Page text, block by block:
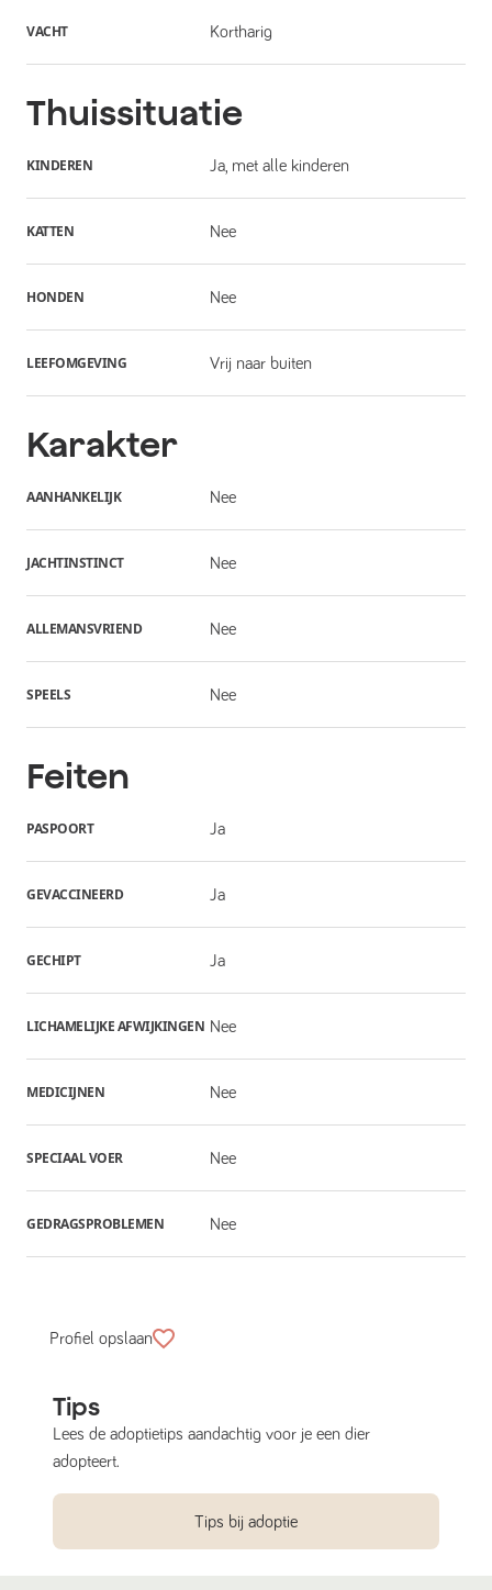
VACHT Kortharig
Thuissituatie
KINDEREN Ja, met alle kinderen
KATTEN Nee
HONDEN Nee
LEEFOMGEVING Vrij naar buiten
Karakter
AANHANKELIJK Nee
JACHTINSTINCT Nee
ALLEMANSVRIEND Nee
SPEELS Nee
Feiten
PASPOORT Ja
GEVACCINEERD Ja
GECHIPT Ja
LICHAMELIJKE AFWIJKINGEN Nee
MEDICIJNEN Nee
SPECIAAL VOER Nee
GEDRAGSPROBLEMEN Nee
Profiel opslaan
Tips
Lees de adoptietips aandachtig voor je een dier
adopteert.
Tips bij adoptie